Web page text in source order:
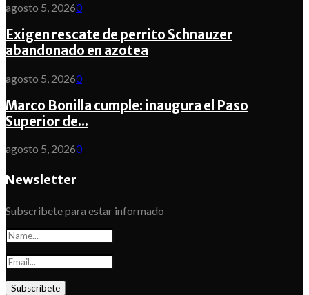
agosto 5, 20260
Exigen rescate de perrito Schnauzer
abandonado en azotea
agosto 5, 20260
Marco Bonilla cumple: inaugura el Paso
Superior de...
agosto 5, 20260
Newsletter
Subscribete para estar informado